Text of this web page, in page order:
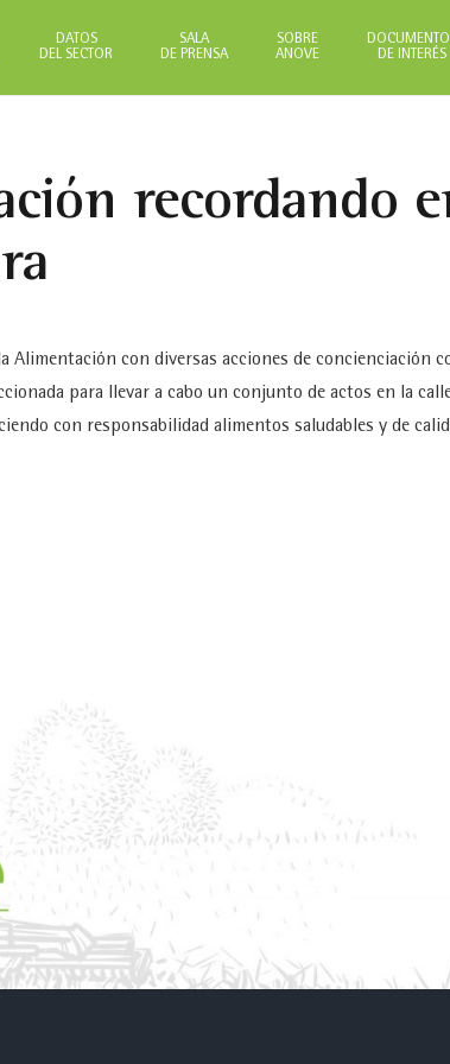
DATOS
DEL SECTOR
SALA
DE PRENSA
SOBRE
ANOVE
DE INTERÉS
recordando
Alimentación con diversas acciones de concienciación
para llevar a cabo un conjunto de actos en la
con responsabilidad alimentos saludables y de